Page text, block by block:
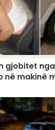
gjobitet
në makinë